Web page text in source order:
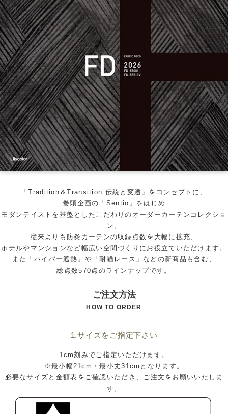
ご注文方法
HOW TO ORDER
1.サイズをご指定下さい
1cm刻みでご指定いただけます。
※最小幅21cm・最小丈31cmとなります。
必要なサイズと金額表をご確認いただき、ご注文をお願いいたしま
す。
「Tradition＆Transition 伝統と変遷」をコンセプトに、
巻頭企画の「Sentio」をはじめ
モダンテイストを基盤としたこだわりのオーダーカーテンコレクショ
ン。
従来よりも防炎カーテンの収録点数を大幅に拡充、
ホテルやマンションなど幅広い空間づくりにお役立ていただけます。
また「ハイパー遮熱」や「耐猫レース」などの新商品も含む、
総点数570点のラインナップです。